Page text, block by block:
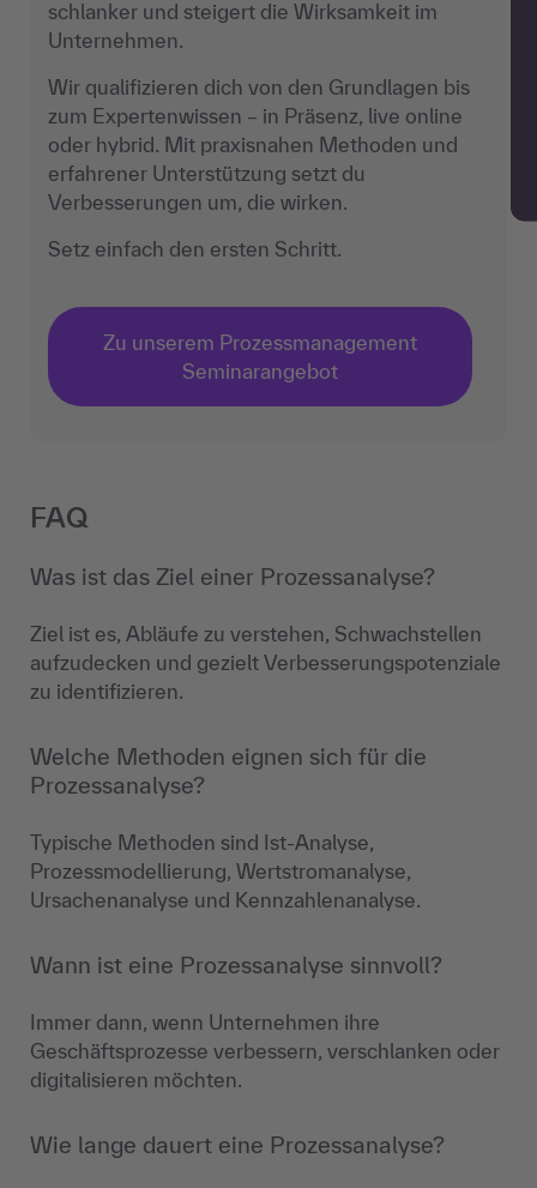
schlanker und steigert die Wirksamkeit im
Unternehmen.
Wir qualifizieren dich von den Grundlagen bis
zum Expertenwissen – in Präsenz, live online
oder hybrid. Mit praxisnahen Methoden und
erfahrener Unterstützung setzt du
Verbesserungen um, die wirken.
Setz einfach den ersten Schritt.
Zu unserem Prozessmanagement
Seminarangebot
FAQ
Was ist das Ziel einer Prozessanalyse?
Ziel ist es, Abläufe zu verstehen, Schwachstellen
aufzudecken und gezielt Verbesserungspotenziale
zu identifizieren.
Welche Methoden eignen sich für die
Prozessanalyse?
Typische Methoden sind Ist-Analyse,
Prozessmodellierung, Wertstromanalyse,
Ursachenanalyse und Kennzahlenanalyse.
Wann ist eine Prozessanalyse sinnvoll?
Immer dann, wenn Unternehmen ihre
Geschäftsprozesse verbessern, verschlanken oder
digitalisieren möchten.
Wie lange dauert eine Prozessanalyse?